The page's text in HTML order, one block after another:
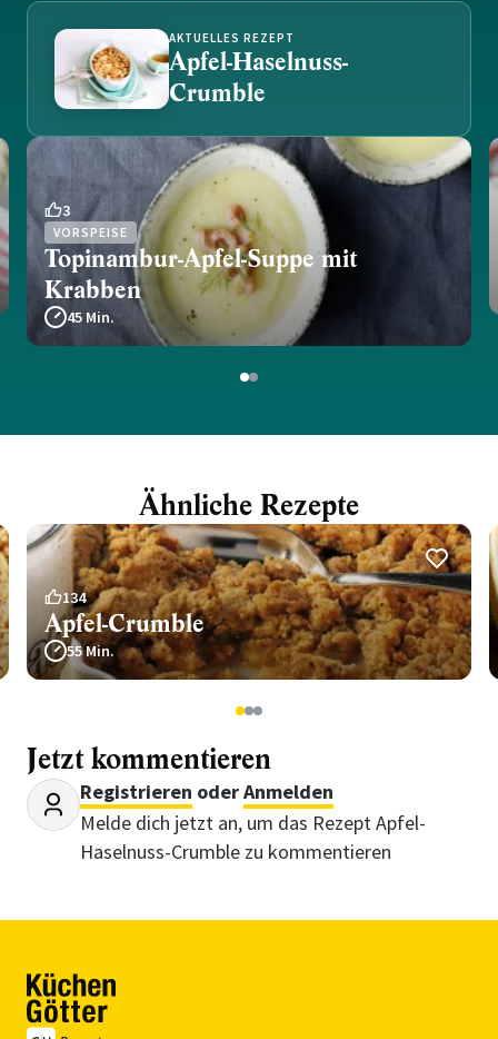
AKTUELLES REZEPT
Apfel-Haselnuss-
Crumble
3
VORSPEISE
Topinambur-Apfel-Suppe mit
Krabben
45 Min.
12
Ähnliche Rezepte
134
Apfel-Crumble
55 Min.
123
Jetzt kommentieren
Registrieren oderAnmelden
Melde dich jetzt an, um das Rezept Apfel-
Haselnuss-Crumble zu kommentieren